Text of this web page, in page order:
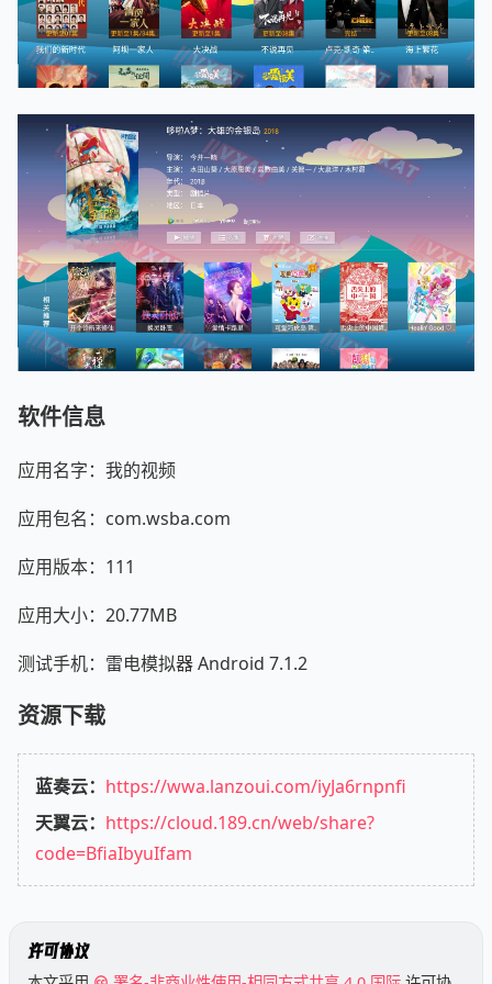
软件信息
应用名字：我的视频
应用包名：com.wsba.com
应用版本：111
应用大小：20.77MB
测试手机：雷电模拟器 Android 7.1.2
资源下载
蓝奏云： https://wwa.lanzoui.com/iyJa6rnpnfi
天翼云： https://cloud.189.cn/web/share?
code=BfiaIbyuIfam
许可协议